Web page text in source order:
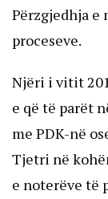
Përzgjedhja e
proceseve.
Njëri i vitit
e që të parët
me PDK-në
Tjetri në
e noterëve të